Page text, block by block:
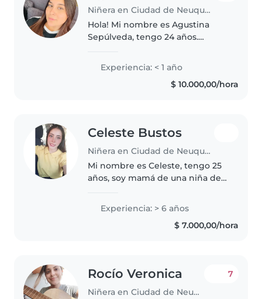
Niñera en Ciudad de Neuquén
Hola! Mi nombre es Agustina
Sepúlveda, tengo 24 años.
carrera de Psicología. Me
considero una persona paciente,
empatica y comprensiva con los
Experiencia: < 1 año
$ 10.000,00/hora
Celeste Bustos
Niñera en Ciudad de Neuquén
Mi nombre es Celeste, tengo 25
años, soy mamá de una niña de 4
persona responsable, amable,
simpática y paciente, con
experiencia en el cuidado y
Experiencia: > 6 años
$ 7.000,00/hora
Rocío Veronica
Niñera en Ciudad de Neuquén
7